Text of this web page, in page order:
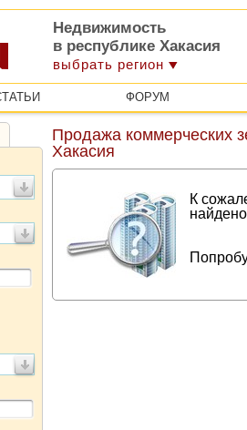
Недвижимость
в республике Хакасия
выбрать регион
ФОРУМ
Продажа коммерческих
Хакасия
К